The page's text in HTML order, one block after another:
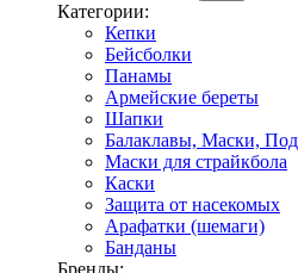
Категории:
Кепки
Бейсболки
Панамы
Армейские береты
Шапки
Балаклавы, Маски,
Маски для страйкбола
Каски
Защита от насекомых
Арафатки (шемаги)
Банданы
Бренды: